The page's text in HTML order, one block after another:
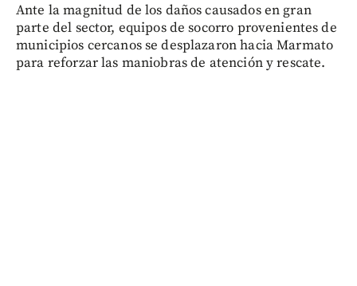
Ante la magnitud de los daños causados en gran
parte del sector, equipos de socorro provenientes de
municipios cercanos se desplazaron hacia Marmato
para reforzar las maniobras de atención y rescate.